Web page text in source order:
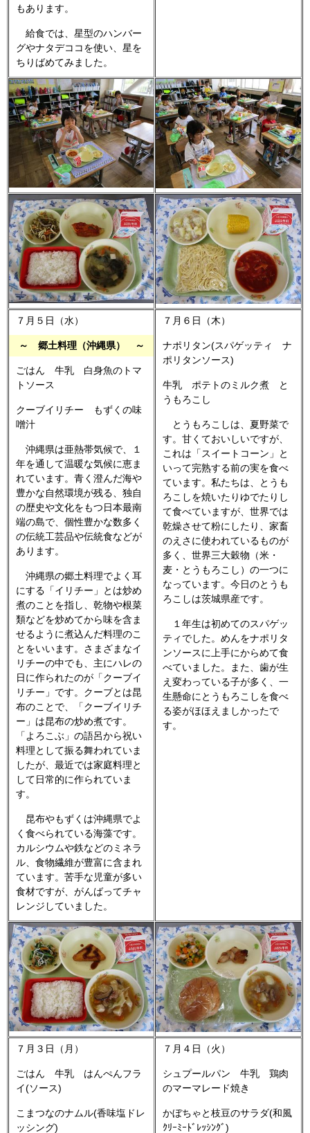
もあります。
給食では、星型のハンバー
グやナタデココを使い、星を
ちりばめてみました。
７月５日（水）
～ 郷土料理（沖縄県） ～
ごはん 牛乳 白身魚のトマ
トソース
クーブイリチー もずくの味
噌汁
沖縄県は亜熱帯気候で、１
年を通して温暖な気候に恵ま
れています。青く澄んだ海や
豊かな自然環境が残る、独自
の歴史や文化をもつ日本最南
端の島で、個性豊かな数多く
の伝統工芸品や伝統食などが
あります。
沖縄県の郷土料理でよく耳
にする「イリチー」とは炒め
煮のことを指し、乾物や根菜
類などを炒めてから味を含ま
せるように煮込んだ料理のこ
とをいいます。さまざまなイ
リチーの中でも、主にハレの
日に作られたのが「クーブイ
リチー」です。クーブとは昆
布のことで、「クーブイリチ
ー」は昆布の炒め煮です。
「よろこぶ」の語呂から祝い
料理として振る舞われていま
したが、最近では家庭料理と
して日常的に作られていま
す。
昆布やもずくは沖縄県でよ
く食べられている海藻です。
カルシウムや鉄などのミネラ
ル、食物繊維が豊富に含まれ
ています。苦手な児童が多い
食材ですが、がんばってチャ
レンジしていました。
７月６日（木）
ナポリタン(スパゲッティ ナ
ポリタンソース)
牛乳 ポテトのミルク煮 と
うもろこし
とうもろこしは、夏野菜で
す。甘くておいしいですが、
これは「スイートコーン」と
いって完熟する前の実を食べ
ています。私たちは、とうも
ろこしを焼いたりゆでたりし
て食べていますが、世界では
乾燥させて粉にしたり、家畜
のえさに使われているものが
多く、世界三大穀物（米・
麦・とうもろこし）の一つに
なっています。今日のとうも
ろこしは茨城県産です。
１年生は初めてのスパゲッ
ティでした。めんをナポリタ
ンソースに上手にからめて食
べていました。また、歯が生
え変わっている子が多く、一
生懸命にとうもろこしを食べ
る姿がほほえましかったで
す。
７月３日（月）
ごはん 牛乳 はんぺんフラ
イ(ソース)
こまつなのナムル(香味塩ドレ
ッシング)
７月４日（火）
シュプールパン 牛乳 鶏肉
のマーマレード焼き
かぼちゃと枝豆のサラダ(和風
ｸﾘｰﾐｰﾄﾞﾚｯｼﾝｸﾞ)